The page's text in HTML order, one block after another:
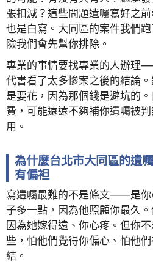
張扣減？這些問題遺囑寫好之
也是白寫。大同區的案件我們
險我們會先幫你排除。
專業的事情要找專業的人辦理
代書看了太多慘案之後的結論
是要花，因為那個錢是避坑的
費，可能遠遠不夠補你遺囑被
用。
為什麼台北市大同區的遺
有偏袒
寫遺囑最難的不是條文——是你
子多一點，因為他照顧你最久
因為她嫁得遠、你心疼。但你
些，怕他們覺得你偏心、怕他
結。